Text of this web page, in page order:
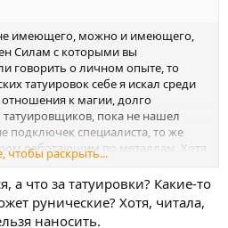
имеющего, можно и имеющего,
Силам с которыми вы
говорить о личном опыте, то
татуировок себе я искал среди
отношения к магии, долго
татуировщиков, пока не нашел
подключек специалиста, то же
работающим по металлам. Хотя
так было проще т.к.
делать большое количество
чтобы раскрыть...
а что за татуировки? Какие-то
рунические? Хотя, читала,
наносить.